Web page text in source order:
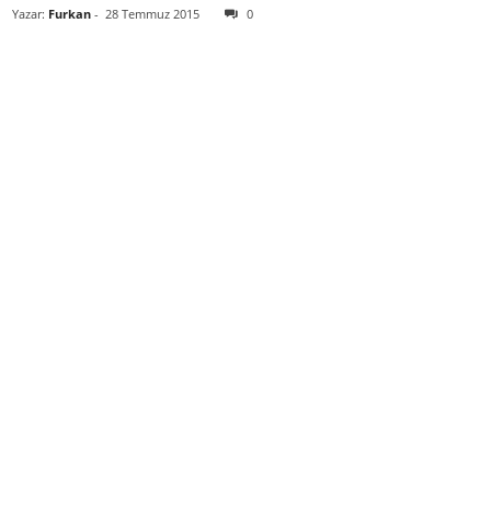
Yazar: Furkan - 28 Temmuz 2015 0